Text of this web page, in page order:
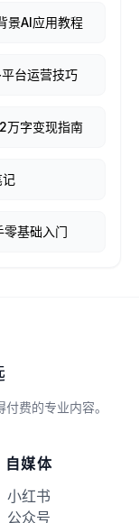
景AI应用教程
台运营技巧
万字变现指南
记
基础入门
费的专业内容。
自媒体
小红书
公众号